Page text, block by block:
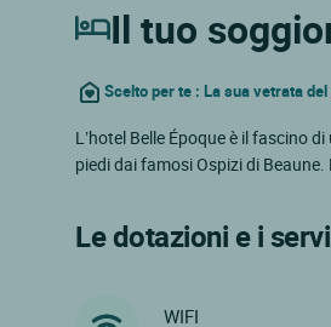
Il tuo
Scelto per te : La sua vetrata
L’hotel Belle Époque è il fascino
piedi dai famosi Ospizi di
Le dotazioni e i
WIFI